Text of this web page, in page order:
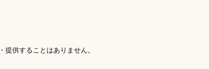
供することはありません。